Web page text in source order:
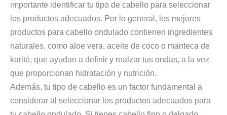
importante identificar tu tipo de cabello para seleccionar
los productos adecuados. Por lo general, los mejores
productos para cabello ondulado contienen ingredientes
naturales, como aloe vera, aceite de coco o manteca de
karité, que ayudan a definir y realzar tus ondas, a la vez
que proporcionan hidratación y nutrición.
Además, tu tipo de cabello es un factor fundamental a
considerar al seleccionar los productos adecuados para